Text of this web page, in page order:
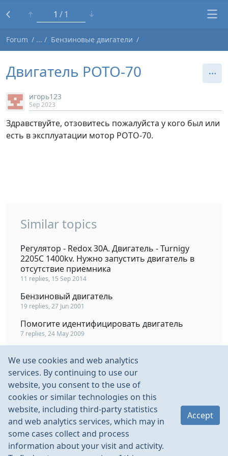
1 1
Forum Бензиновые двигатели
Двигатель РОТО-70
игорь123
Sep 2023
Здравствуйте, отзовитесь пожалуйста у кого был или
есть в эксплуатации мотор РОТО-70.
Similar topics
Регулятор - Redox 30A. Двигатель - Turnigy
2205C 1400kv. Нужно запустить двигатель в
отсутствие приемника
11 replies, 15 Sep 2014
Бензиновый двигатель
19 replies, 27 Jun 2001
Помогите идентифицировать двигатель
7 replies, 24 May 2009
5 replies, 29 Jan 2008
куда поставить датчик температуры на
двигатель у BAJA 5? и какая температура
критическая?
37 replies, 7 Jan 2013
We use cookies and web analytics
services. By continuing to use our
website, you consent to the use of
cookies or similar technologies on this
website, including third-party statistics
and web analytics services, which may in
some cases collect and process
information about your visit and activity.
Accept